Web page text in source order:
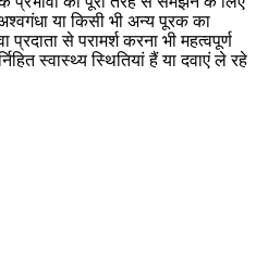
या किसी भी अन्य पूरक का
से परामर्श करना भी महत्वपूर्ण
स्वास्थ्य स्थितियां हैं या दवाएं ले रहे